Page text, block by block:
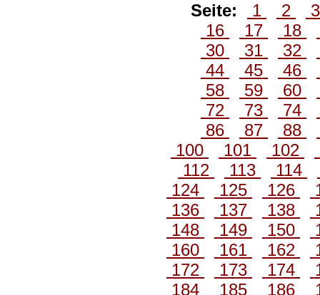
Seite: 1 2
16
17 18
30
31 32
44
45 46
58
59 60
72
73 74
86
87 88
100
101 102
112
113 114
124
125 126
136
137 138
148
149 150
160
161 162
172
173 174
184
185 186